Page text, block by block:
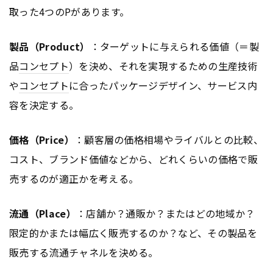
取った4つのPがあります。
製品（Product）
：ターゲットに与えられる価値（＝製
品コンセプト）を決め、それを実現するための生産技術
やコンセプトに合ったパッケージデザイン、サービス内
容を決定する。
価格（Price）
：顧客層の価格相場やライバルとの比較、
コスト、ブランド価値などから、どれくらいの価格で販
売するのが適正かを考える。
流通（Place）
：店舗か？通販か？またはどの地域か？
限定的かまたは幅広く販売するのか？など、その製品を
販売する流通チャネルを決める。